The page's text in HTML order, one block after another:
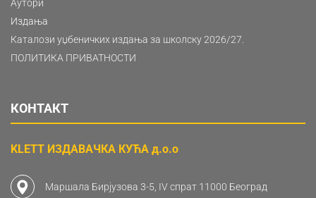
Аутори
Издања
Каталози уџбеничких издања за школску 2026/27.
ПОЛИТИКА ПРИВАТНОСТИ
КОНТАКТ
KLETT ИЗДАВАЧКА КУЋА д.о.о
Маршала Бирјузова 3-5, IV спрат 11000 Београд